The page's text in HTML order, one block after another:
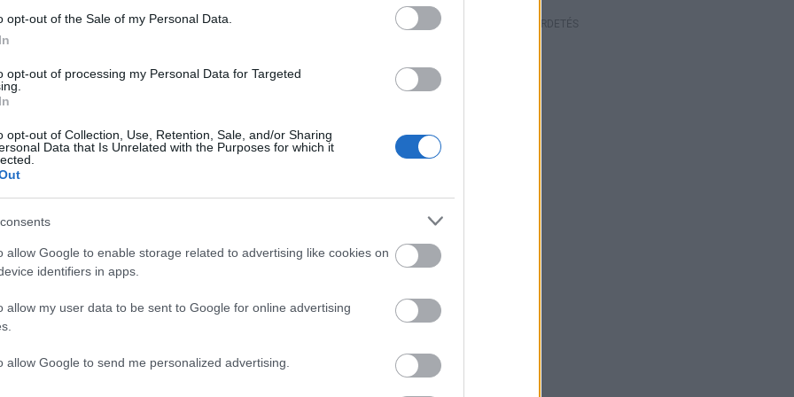
opt-out of the Sale of my Personal Data.
opt-out of processing my Personal Data for Targeted
opt-out of Collection, Use, Retention, Sale, and/or Sharing
Data that Is Unrelated with the Purposes for which it
allow Google to enable storage related to advertising like cookies on
identifiers in apps.
allow my user data to be sent to Google for online advertising
allow Google to send me personalized advertising.
épít az atomenergiára. Európában az
két új blokk pedig 17 millió tonna szén-dioxid
Mittler István, a Paks II. Atomerőmű Zrt.
információéhség a beruházással kapcsolatban,
A tíz éve működő tájékoztató kamion mellett
az országot", "házhoz viszi" az információt.
Aktuális
HIRDETÉS